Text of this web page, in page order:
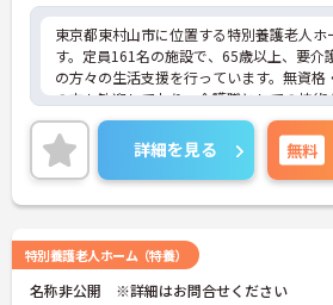
東京都東村山市に位置する特別養護老人ホ
す。定員161名の施設で、65歳以上、要介
の方々の生活支援を行っています。無資格
の方も歓迎しており、介護職としての技術
けたい方やスキルアップを目指す方に最適
す。診療所が併設されており、医師が平日
いるため、安心して業務に取り組むことが
す。月9日の休暇に加え、フレッシュアッ
り、ワークライフバランスを重視したい方
り、長く安心して働ける職場です。ご興味
はぜひお気軽にお問い合わせください。
詳細を見る 無料
特別養護老人ホーム（特養）
名称非公開 ※詳細はお問合せください